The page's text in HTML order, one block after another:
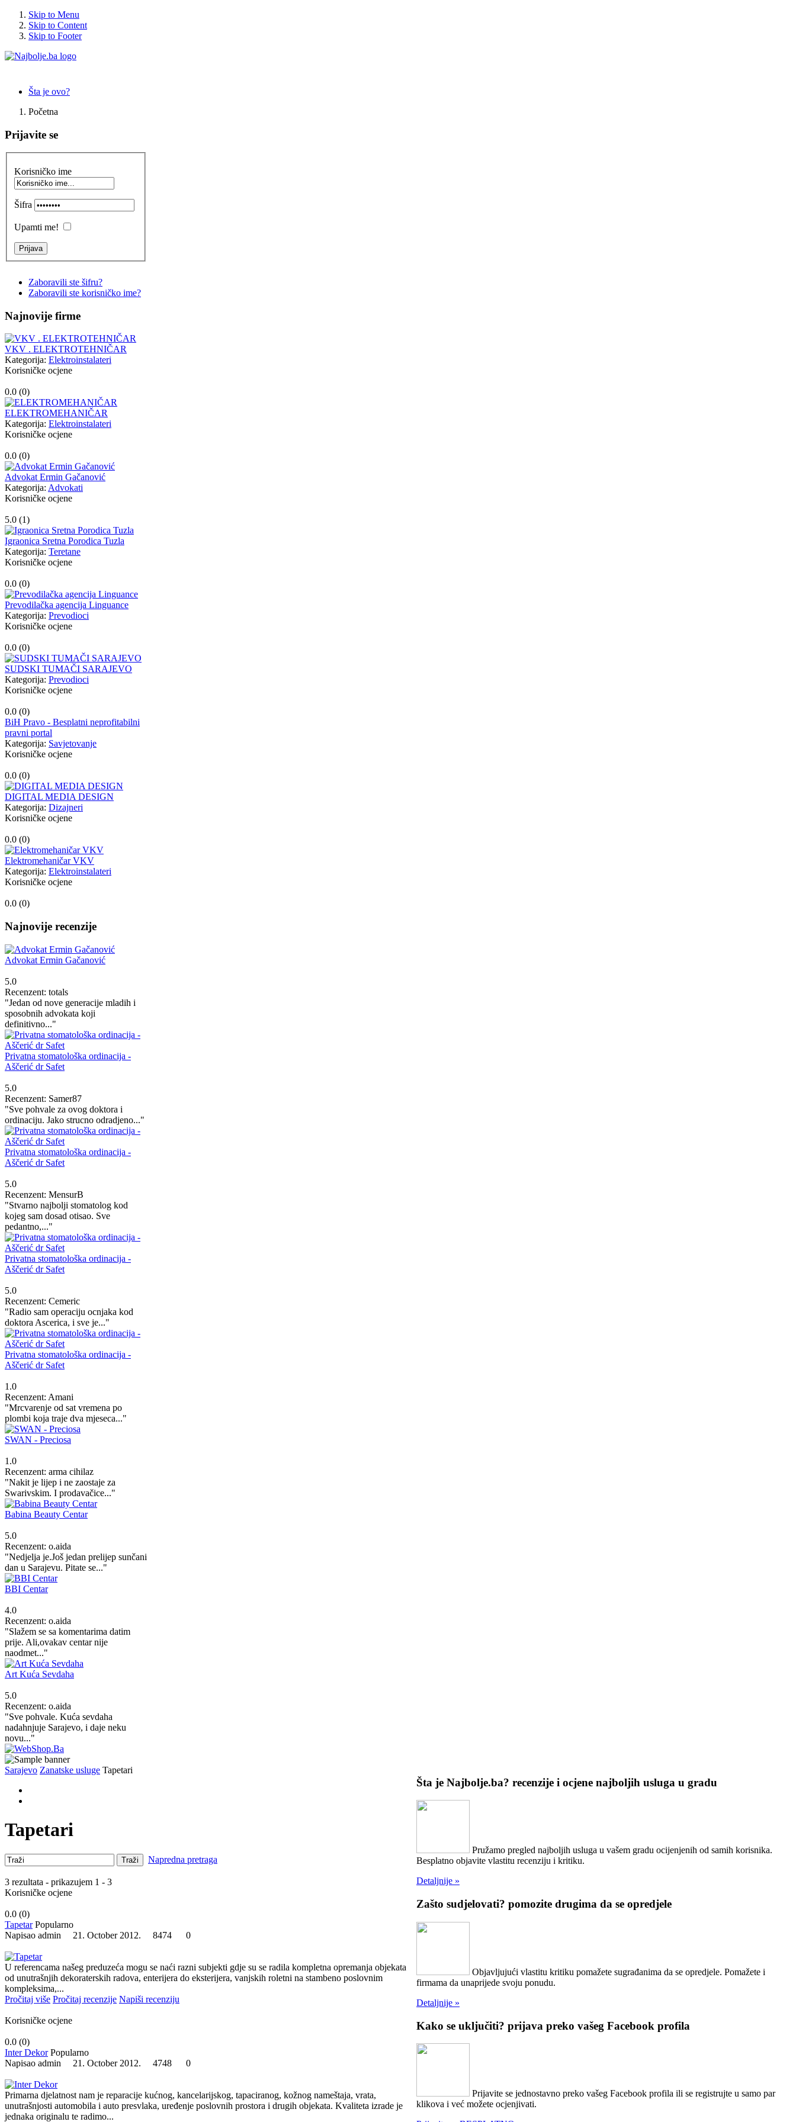
Skip to Menu
Skip to Content
Skip to Footer
Šta je ovo?
Početna
Prijavite se
Korisničko ime
Šifra
Upamti me!
Zaboravili ste šifru?
Zaboravili ste korisničko ime?
Najnovije firme
VKV . ELEKTROTEHNIČAR
Kategorija: Elektroinstalateri
Korisničke ocjene
0.0 (0)
ELEKTROMEHANIČAR
Kategorija: Elektroinstalateri
Korisničke ocjene
0.0 (0)
Advokat Ermin Gačanović
Kategorija: Advokati
Korisničke ocjene
5.0 (1)
Igraonica Sretna Porodica Tuzla
Kategorija: Teretane
Korisničke ocjene
0.0 (0)
Prevodilačka agencija Linguance
Kategorija: Prevodioci
Korisničke ocjene
0.0 (0)
SUDSKI TUMAČI SARAJEVO
Kategorija: Prevodioci
Korisničke ocjene
0.0 (0)
BiH Pravo - Besplatni neprofitabilni
pravni portal
Kategorija: Savjetovanje
Korisničke ocjene
0.0 (0)
DIGITAL MEDIA DESIGN
Kategorija: Dizajneri
Korisničke ocjene
0.0 (0)
Elektromehaničar VKV
Kategorija: Elektroinstalateri
Korisničke ocjene
0.0 (0)
Najnovije recenzije
Advokat Ermin Gačanović
5.0
Recenzent: totals
"Jedan od nove generacije mladih i
sposobnih advokata koji
definitivno..."
Privatna stomatološka ordinacija -
Aščerić dr Safet
5.0
Recenzent: Samer87
"Sve pohvale za ovog doktora i
ordinaciju. Jako strucno odradjeno..."
Privatna stomatološka ordinacija -
Aščerić dr Safet
5.0
Recenzent: MensurB
"Stvarno najbolji stomatolog kod
kojeg sam dosad otisao. Sve
pedantno,..."
Privatna stomatološka ordinacija -
Aščerić dr Safet
5.0
Recenzent: Cemeric
"Radio sam operaciju ocnjaka kod
doktora Ascerica, i sve je..."
Privatna stomatološka ordinacija -
Aščerić dr Safet
1.0
Recenzent: Amani
"Mrcvarenje od sat vremena po
plombi koja traje dva mjeseca..."
SWAN - Preciosa
1.0
Recenzent: arma cihilaz
"Nakit je lijep i ne zaostaje za
Swarivskim. I prodavačice..."
Babina Beauty Centar
5.0
Recenzent: o.aida
"Nedjelja je.Još jedan prelijep sunčani
dan u Sarajevu. Pitate se..."
BBI Centar
4.0
Recenzent: o.aida
"Slažem se sa komentarima datim
prije. Ali,ovakav centar nije
naodmet..."
Art Kuća Sevdaha
5.0
Recenzent: o.aida
"Sve pohvale. Kuća sevdaha
nadahnjuje Sarajevo, i daje neku
novu..."
Sarajevo Zanatske usluge Tapetari
Tapetari
Traži Napredna pretraga
3 rezultata - prikazujem 1 - 3
Korisničke ocjene
0.0 (0)
Tapetar Popularno
Napisao admin 21. October 2012. 8474 0
U referencama našeg preduzeća mogu se naći razni subjekti gdje su se radila kompletna opremanja objekata
od unutrašnjih dekoraterskih radova, enterijera do eksterijera, vanjskih roletni na stambeno poslovnim
kompleksima,...
Pročitaj više Pročitaj recenzije Napiši recenziju
Korisničke ocjene
0.0 (0)
Inter Dekor Popularno
Napisao admin 21. October 2012. 4748 0
Primarna djelatnost nam je reparacije kućnog, kancelarijskog, tapaciranog, kožnog nameštaja, vrata,
unutrašnjosti automobila i auto presvlaka, uređenje poslovnih prostora i drugih objekata. Kvaliteta izrade je
jednaka originalu te radimo...
Šta je Najbolje.ba? recenzije i ocjene najboljih usluga u gradu
Pružamo pregled najboljih usluga u vašem gradu ocijenjenih od samih korisnika.
Besplatno objavite vlastitu recenziju i kritiku.
Detaljnije »
Zašto sudjelovati? pomozite drugima da se opredjele
Objavljujući vlastitu kritiku pomažete sugrađanima da se opredjele. Pomažete i
firmama da unaprijede svoju ponudu.
Detaljnije »
Kako se uključiti? prijava preko vašeg Facebook profila
Prijavite se jednostavno preko vašeg Facebook profila ili se registrujte u samo par
klikova i već možete ocjenjivati.